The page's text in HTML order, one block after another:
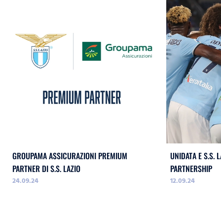
GROUPAMA ASSICURAZIONI PREMIUM
PARTNER DI S.S. LAZIO
24.09.24
UNIDATA E S.S.
PARTNERSHIP
12.09.24